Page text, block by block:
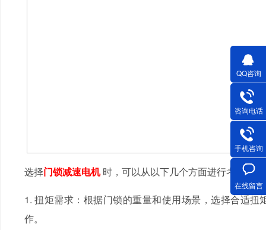
选择门锁减速电机 时，可以从以下几个方面进行考虑：
1. 扭矩需求：根据门锁的重量和使用场景，选择合适
作。
QQ咨询
咨询电话
手机咨询
在线留言